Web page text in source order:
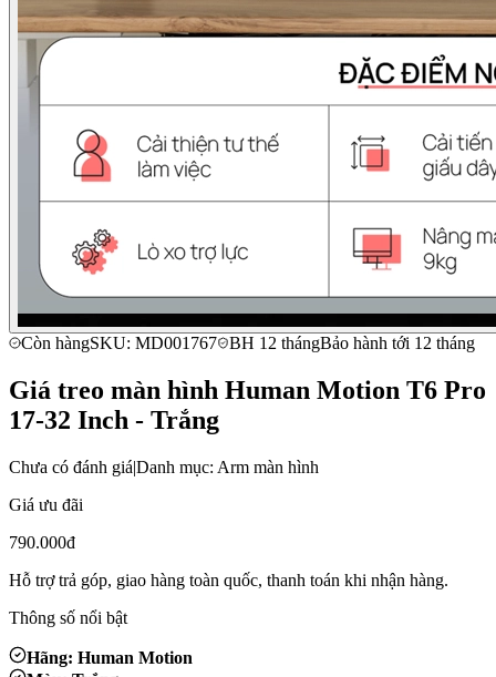
Còn hàngSKU: MD001767 BH 12 thángBảo hành tới 12 tháng
Giá treo màn hình Human Motion T6 Pro
17-32 Inch - Trắng
Chưa có đánh giá|Danh mục: Arm màn hình
Giá ưu đãi
790.000đ
Hỗ trợ trả góp, giao hàng toàn quốc, thanh toán khi nhận hàng.
Thông số nổi bật
Hãng: Human Motion